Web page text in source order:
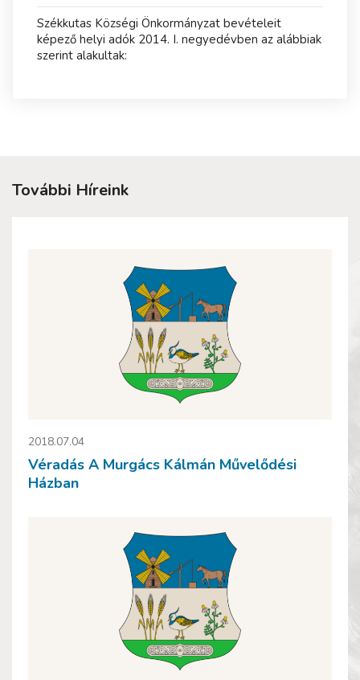
Székkutas Községi Önkormányzat bevételeit
képező helyi adók 2014. I. negyedévben az alábbiak
szerint alakultak:
További Híreink
2018.07.04
Véradás A Murgács Kálmán Művelődési
Házban